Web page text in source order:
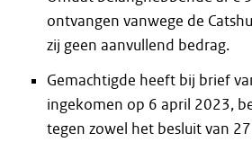
ontvangen vanwege de
zij geen aanvullend bedrag.
Gemachtigde heeft bij brief
ingekomen op 6 april 2023,
tegen zowel het besluit van